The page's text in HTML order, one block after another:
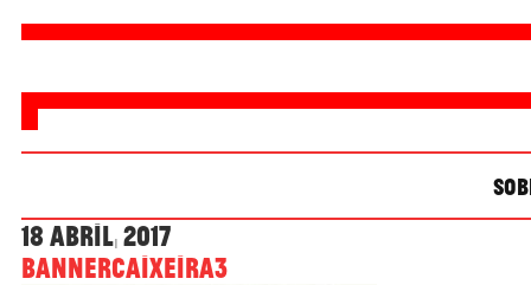
18 Abril, 2017
bannerCaixeira3